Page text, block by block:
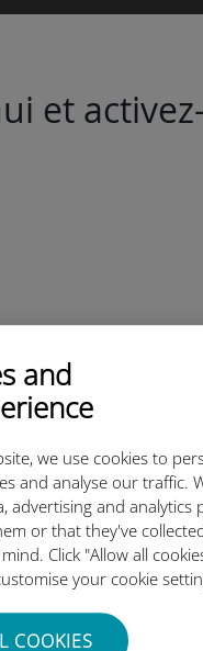
and
we use cookies to
and analyse our traffic.
and analytics
or that they've
Click "Allow all
your cookie
COOKIES
et
Ubigi est